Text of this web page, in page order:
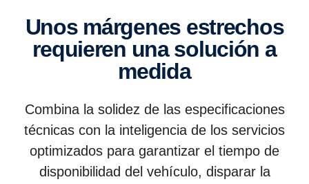
Unos márgenes estre­chos
requieren una solución a
medida
Combina la solidez de las especificaciones
técnicas con la inteligencia de los servicios
optimizados para garantizar el tiempo de
disponibilidad del vehículo, disparar la